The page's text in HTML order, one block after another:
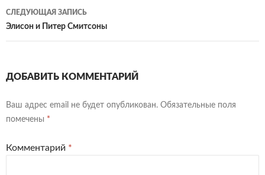
записям
СЛЕДУЮЩАЯ ЗАПИСЬ
Элисон и Питер Смитсоны
ДОБАВИТЬ КОММЕНТАРИЙ
Ваш адрес email не будет опубликован. Обязательные поля
помечены *
Комментарий *